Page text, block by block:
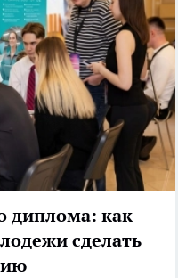
диплома: как
сделать